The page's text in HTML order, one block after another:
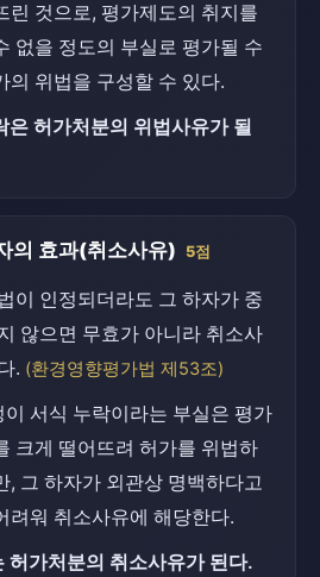
린 것으로, 평가제도의 취지를
없을 정도의 부실로 평가될 수
의 위법을 구성할 수 있다.
은 허가처분의 위법사유가 될
의 효과(취소사유) 5점
이 인정되더라도 그 하자가 중
않으면 무효가 아니라 취소사
. (환경영향평가법 제53조)
이 서식 누락이라는 부실은 평가
크게 떨어뜨려 허가를 위법하
, 그 하자가 외관상 명백하다고
려워 취소사유에 해당한다.
허가처분의 취소사유가 된다.